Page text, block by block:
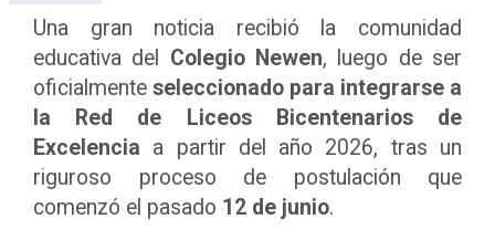
Una gran noticia recibió la comunidad
educativa del Colegio Newen, luego de ser
oficialmente seleccionado para integrarse a
la Red de Liceos Bicentenarios de
Excelencia a partir del año 2026, tras un
riguroso proceso de postulación que
comenzó el pasado 12 de junio.